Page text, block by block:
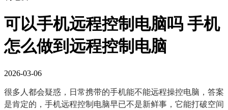
可以手机远程控制电脑吗 手机
怎么做到远程控制电脑
2026-03-06
很多人都会疑惑，日常携带的手机能不能远程操控电脑，答案
是肯定的，手机远程控制电脑早已不是新鲜事，它能打破空间